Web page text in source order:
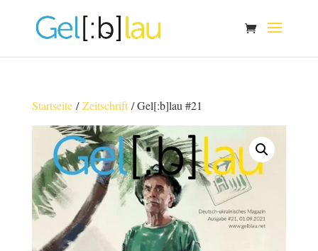
Startseite/Zeitschrift/ Gel[:b]lau #21